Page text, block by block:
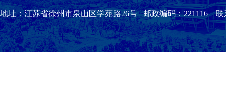
地址：江苏省徐州市泉山区学苑路26号 邮政编码：221116 联